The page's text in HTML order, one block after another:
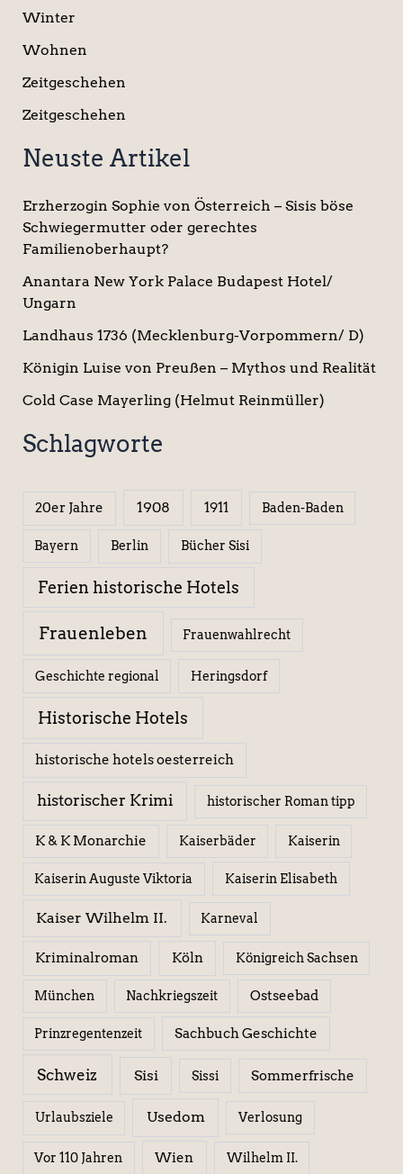
Winter
Wohnen
Zeitgeschehen
Zeitgeschehen
Neuste Artikel
Erzherzogin Sophie von Österreich – Sisis böse
Schwiegermutter oder gerechtes
Familienoberhaupt?
Anantara New York Palace Budapest Hotel/
Ungarn
Landhaus 1736 (Mecklenburg-Vorpommern/ D)
Königin Luise von Preußen – Mythos und Realität
Cold Case Mayerling (Helmut Reinmüller)
Schlagworte
20er Jahre 1908 1911 Baden-Baden
Bayern Berlin Bücher Sisi
Ferien historische Hotels
Frauenleben Frauenwahlrecht
Geschichte regional Heringsdorf
Historische Hotels
historische hotels oesterreich
historischer Krimi historischer Roman tipp
K & K Monarchie Kaiserbäder Kaiserin
Kaiserin Auguste Viktoria Kaiserin Elisabeth
Kaiser Wilhelm II. Karneval
Kriminalroman Köln Königreich Sachsen
München Nachkriegszeit Ostseebad
Prinzregentenzeit Sachbuch Geschichte
Schweiz Sisi Sissi Sommerfrische
Urlaubsziele Usedom Verlosung
Vor 110 Jahren Wien Wilhelm II.